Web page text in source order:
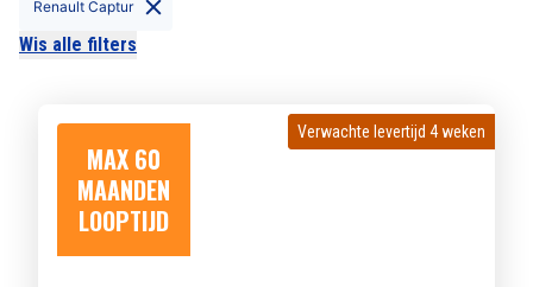
Renault Captur
Wis alle filters
MAX 60
MAANDEN
LOOPTIJD
Verwachte levertijd 4 weken
Verwachte levertijd 4 weken